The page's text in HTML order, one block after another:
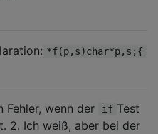
buf, stdin);
*f(p,s)char*p,s;{
Fehler, wenn der if Test
2. Ich weiß, aber bei der